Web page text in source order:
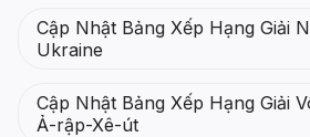
Cập Nhật Bảng Xếp Hạng Giải
Ukraine
Cập Nhật Bảng Xếp Hạng Giải
Ả-rập-Xê-út